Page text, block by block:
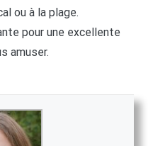
ou à la plage.
pour une excellente
amuser.